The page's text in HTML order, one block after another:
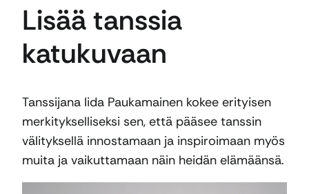
Lisää tanssia
katukuvaan
Tanssijana Iida Paukamainen kokee erityisen
merkitykselliseksi sen, että pääsee tanssin
välityksellä innostamaan ja inspiroimaan myös
muita ja vaikuttamaan näin heidän elämäänsä.